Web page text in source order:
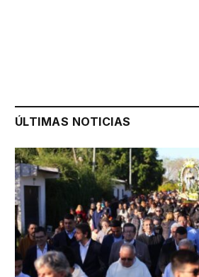
ÚLTIMAS NOTICIAS